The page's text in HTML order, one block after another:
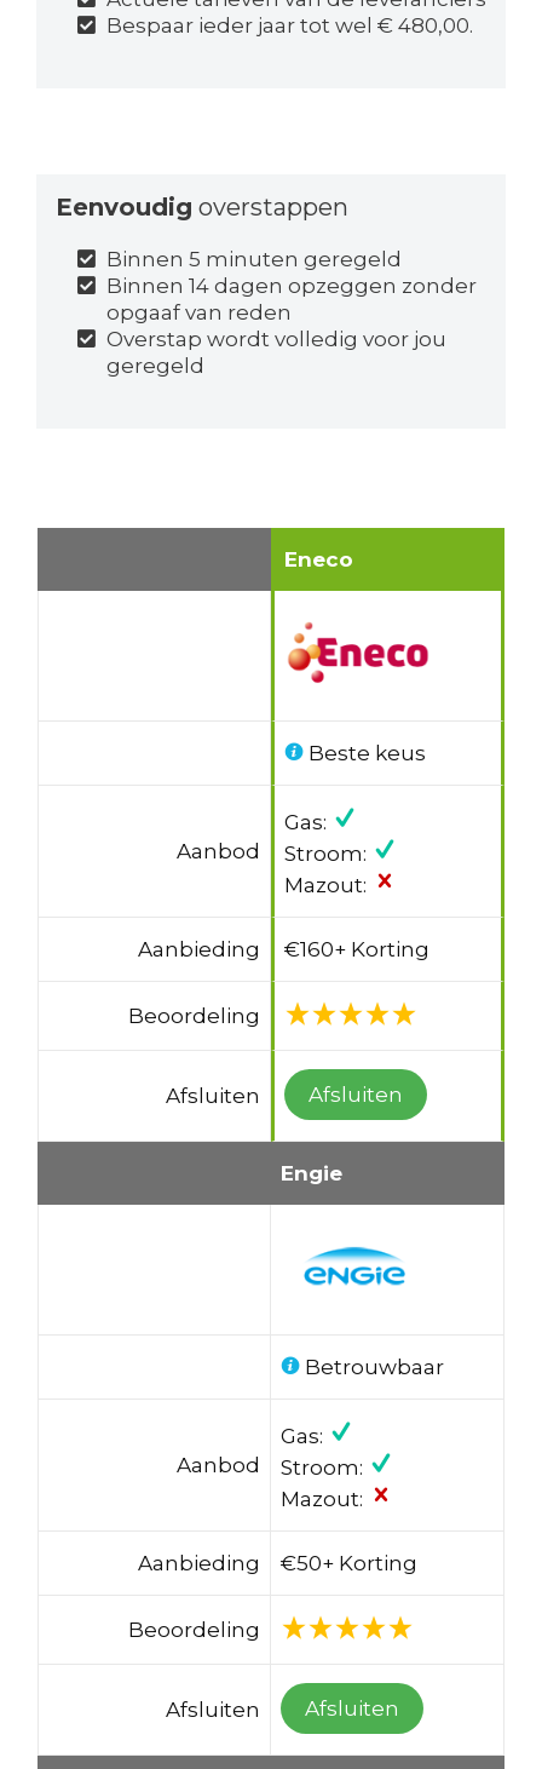
Bespaar ieder jaar tot wel € 480,00.
Eenvoudig overstappen
Binnen 5 minuten geregeld
Binnen 14 dagen opzeggen zonder
opgaaf van reden
Overstap wordt volledig voor jou
geregeld
Eneco
Beste keus
Aanbod
Gas:
Stroom:
Mazout:
Aanbieding €160+ Korting
Beoordeling
Afsluiten Afsluiten
Engie
Betrouwbaar
Aanbod
Gas:
Stroom:
Mazout:
Aanbieding €50+ Korting
Beoordeling
Afsluiten Afsluiten